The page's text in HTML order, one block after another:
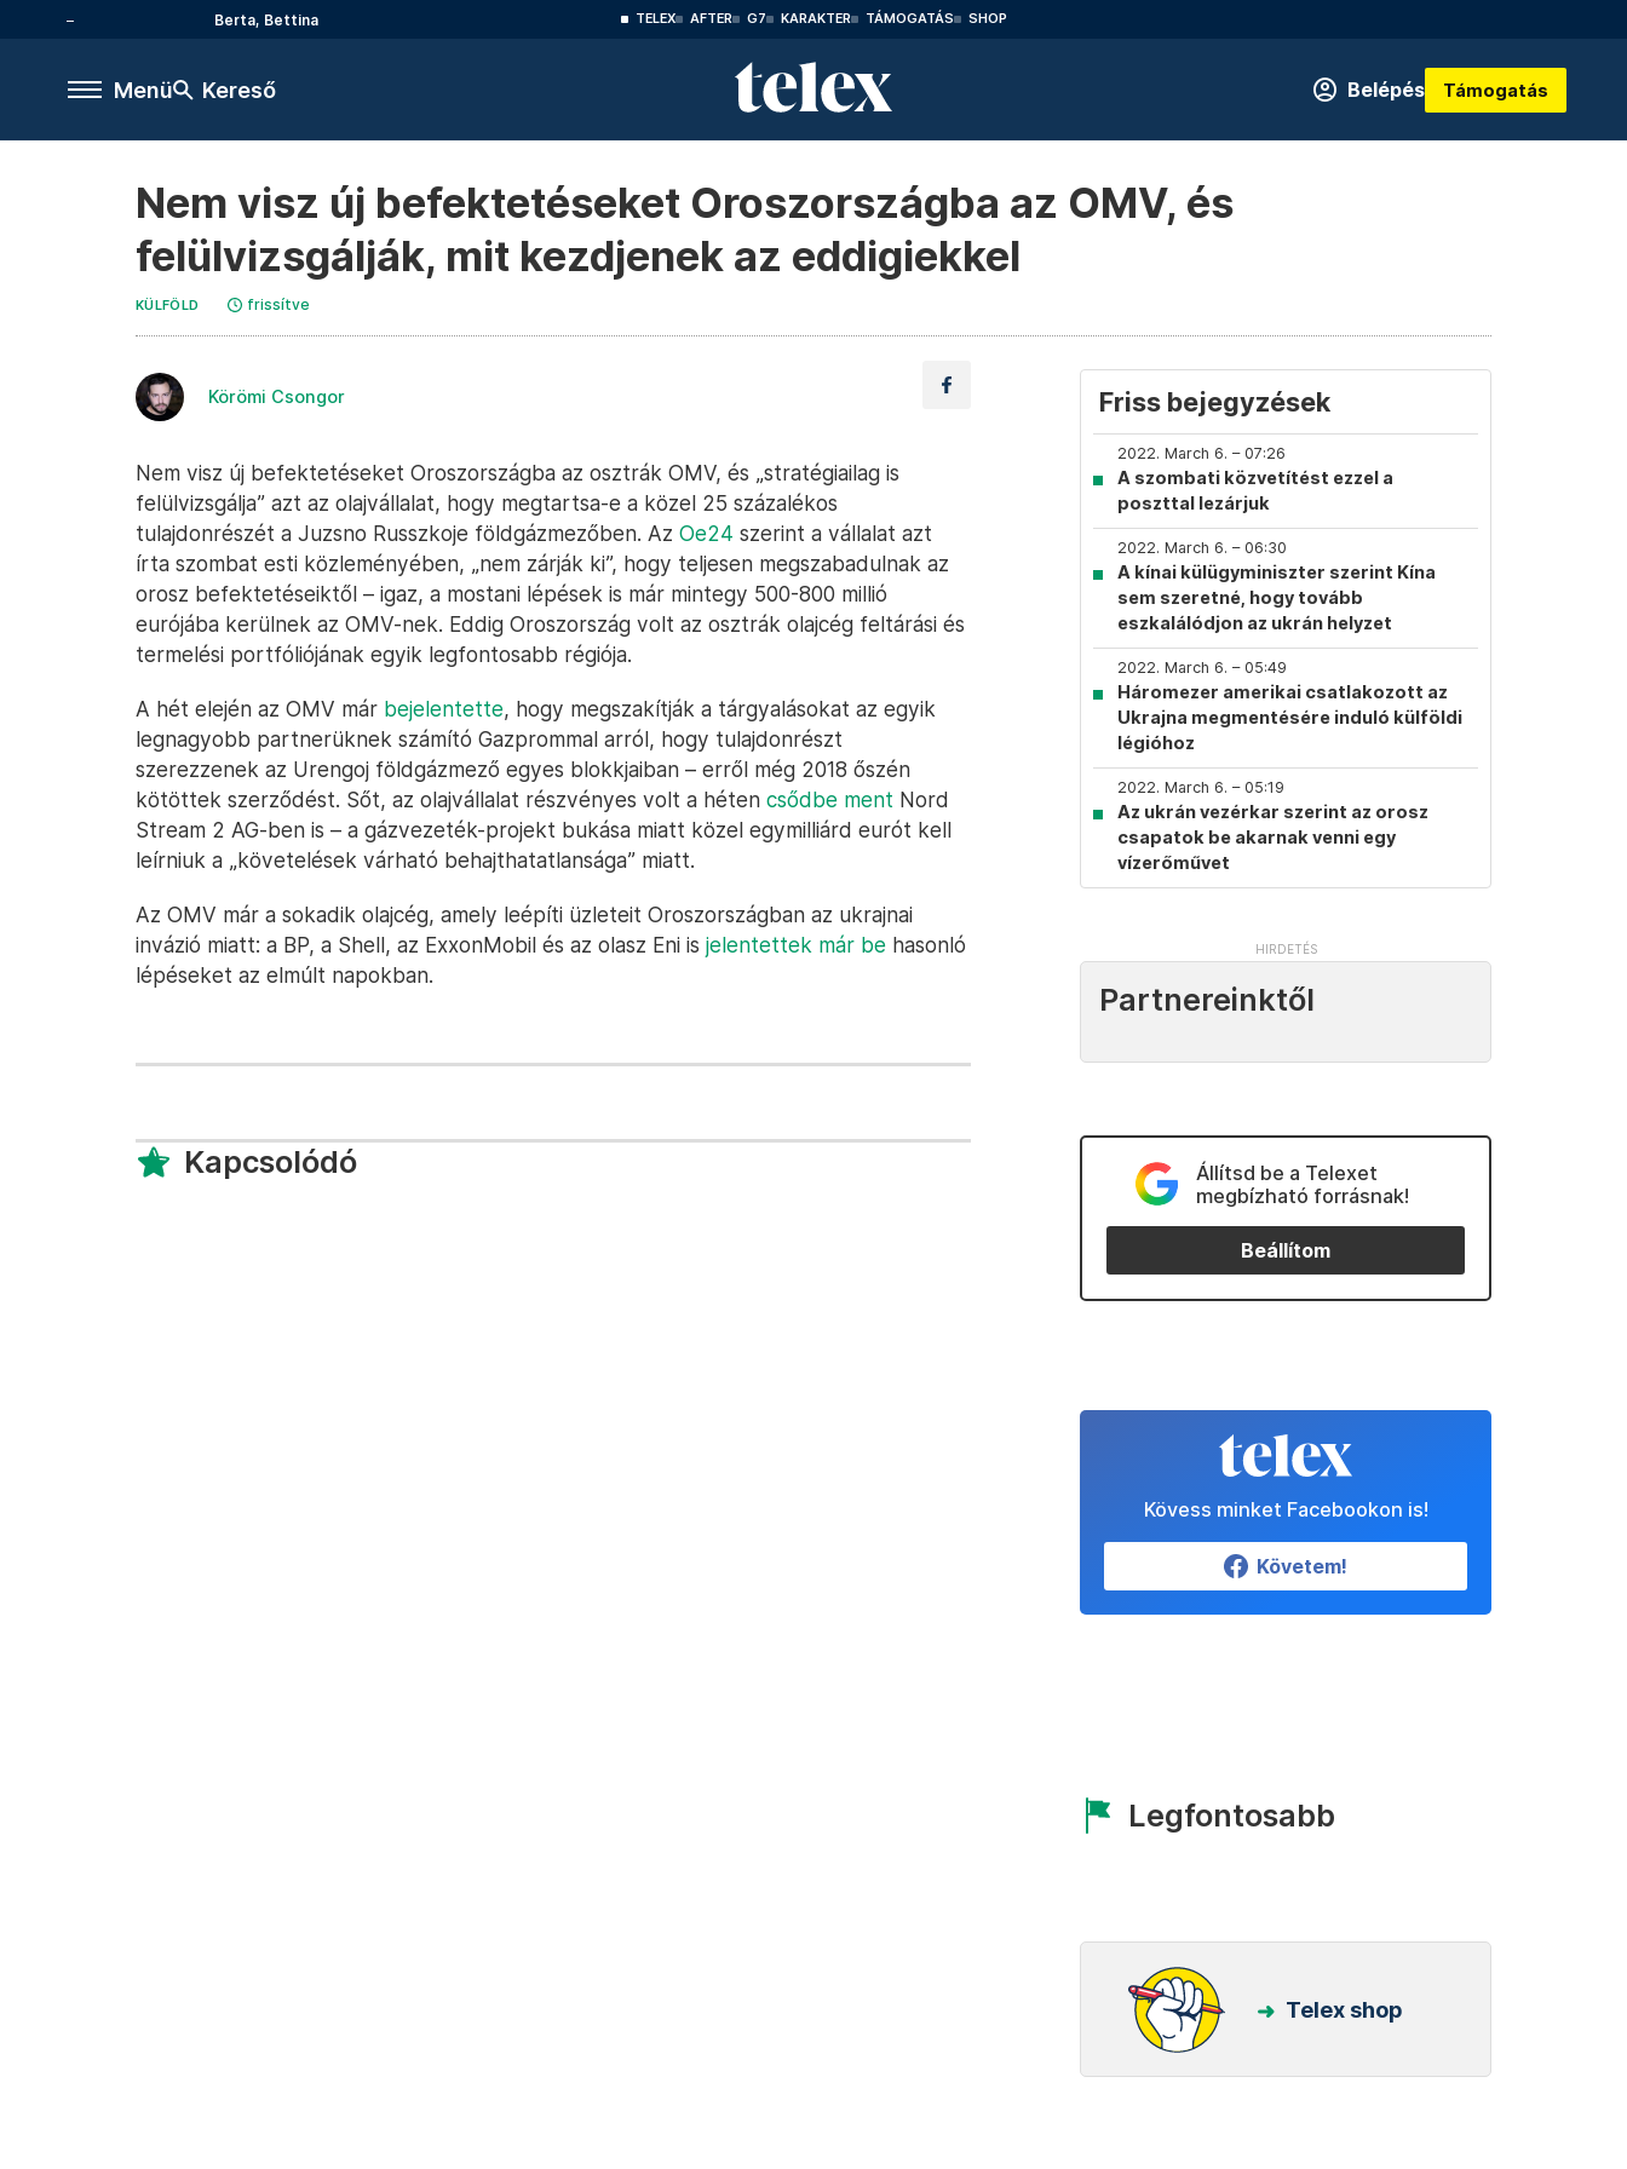
Berta, Bettina TELEX AFTER G7 KARAKTER TÁMOGATÁS SHOP
Menü Kereső Belépés Támogatás
Nem visz új befektetéseket Oroszországba az OMV, és
felülvizsgálják, mit kezdjenek az eddigiekkel
KÜLFÖLD frissítve
Körömi Csongor
Nem visz új befektetéseket Oroszországba az osztrák OMV, és „stratégiailag is
felülvizsgálja” azt az olajvállalat, hogy megtartsa-e a közel 25 százalékos
tulajdonrészét a Juzsno Russzkoje földgázmezőben. Az Oe24 szerint a vállalat azt
írta szombat esti közleményében, „nem zárják ki”, hogy teljesen megszabadulnak az
orosz befektetéseiktől – igaz, a mostani lépések is már mintegy 500-800 millió
eurójába kerülnek az OMV-nek. Eddig Oroszország volt az osztrák olajcég feltárási és
termelési portfóliójának egyik legfontosabb régiója.
A hét elején az OMV már bejelentette, hogy megszakítják a tárgyalásokat az egyik
legnagyobb partnerüknek számító Gazprommal arról, hogy tulajdonrészt
szerezzenek az Urengoj földgázmező egyes blokkjaiban – erről még 2018 őszén
kötöttek szerződést. Sőt, az olajvállalat részvényes volt a héten csődbe ment Nord
Stream 2 AG-ben is – a gázvezeték-projekt bukása miatt közel egymilliárd eurót kell
leírniuk a „követelések várható behajthatatlansága” miatt.
Az OMV már a sokadik olajcég, amely leépíti üzleteit Oroszországban az ukrajnai
invázió miatt: a BP, a Shell, az ExxonMobil és az olasz Eni is jelentettek már be hasonló
lépéseket az elmúlt napokban.
Kapcsolódó
Friss bejegyzések
2022. March 6. – 07:26
A szombati közvetítést ezzel a
poszttal lezárjuk
2022. March 6. – 06:30
A kínai külügyminiszter szerint Kína
sem szeretné, hogy tovább
eszkalálódjon az ukrán helyzet
2022. March 6. – 05:49
Háromezer amerikai csatlakozott az
Ukrajna megmentésére induló külföldi
légióhoz
2022. March 6. – 05:19
Az ukrán vezérkar szerint az orosz
csapatok be akarnak venni egy
vízerőművet
Partnereinktől
Állítsd be a Telexet
megbízható forrásnak!
Beállítom
Kövess minket Facebookon is!
Követem!
Legfontosabb
Telex shop